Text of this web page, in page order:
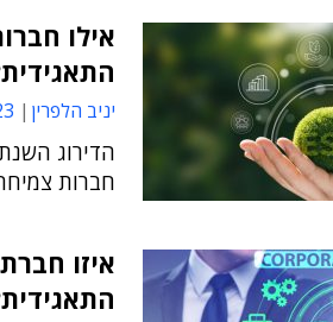
אילו
יניב הלפרין
חברות
איזו